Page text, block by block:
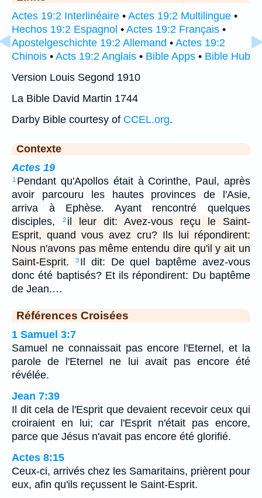
Actes 19:2 Interlinéaire • Actes 19:2 Multilingue •
Hechos 19:2 Espagnol • Actes 19:2 Français •
Apostelgeschichte 19:2 Allemand • Actes 19:2
Chinois • Acts 19:2 Anglais • Bible Apps • Bible Hub
Version Louis Segond 1910
La Bible David Martin 1744
Darby Bible courtesy of CCEL.org.
Contexte
Actes 19
1 Pendant qu'Apollos était à Corinthe, Paul, après
avoir parcouru les hautes provinces de l'Asie,
arriva à Ephèse. Ayant rencontré quelques
disciples,
2 il leur dit: Avez-vous reçu le Saint-
Esprit, quand vous avez cru? Ils lui répondirent:
Nous n'avons pas même entendu dire qu'il y ait un
Saint-Esprit.
3 Il dit: De quel baptême avez-vous
donc été baptisés? Et ils répondirent: Du baptême
de Jean.…
Références Croisées
1 Samuel 3:7
Samuel ne connaissait pas encore l'Eternel, et la
parole de l'Eternel ne lui avait pas encore été
révélée.
Jean 7:39
Il dit cela de l'Esprit que devaient recevoir ceux qui
croiraient en lui; car l'Esprit n'était pas encore,
parce que Jésus n'avait pas encore été glorifié.
Actes 8:15
Ceux-ci, arrivés chez les Samaritains, prièrent pour
eux, afin qu'ils reçussent le Saint-Esprit.